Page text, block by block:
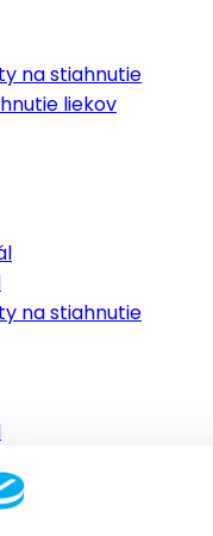
na stiahnutie
liekov
na stiahnutie